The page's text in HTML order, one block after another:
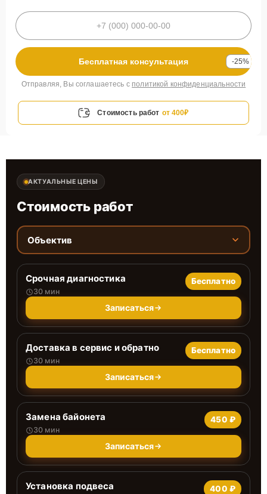
Бесплатная консультация -25%
Отправляя, Вы соглашаетесь с политикой конфиденциальности
Стоимость работ от 400₽
АКТУАЛЬНЫЕ ЦЕНЫ
Стоимость работ
Объектив
Срочная диагностика
30 мин
Бесплатно
Записаться
Доставка в сервис и обратно
30 мин
Бесплатно
Записаться
Замена байонета
30 мин
450 ₽
Записаться
Установка подвеса 400 ₽